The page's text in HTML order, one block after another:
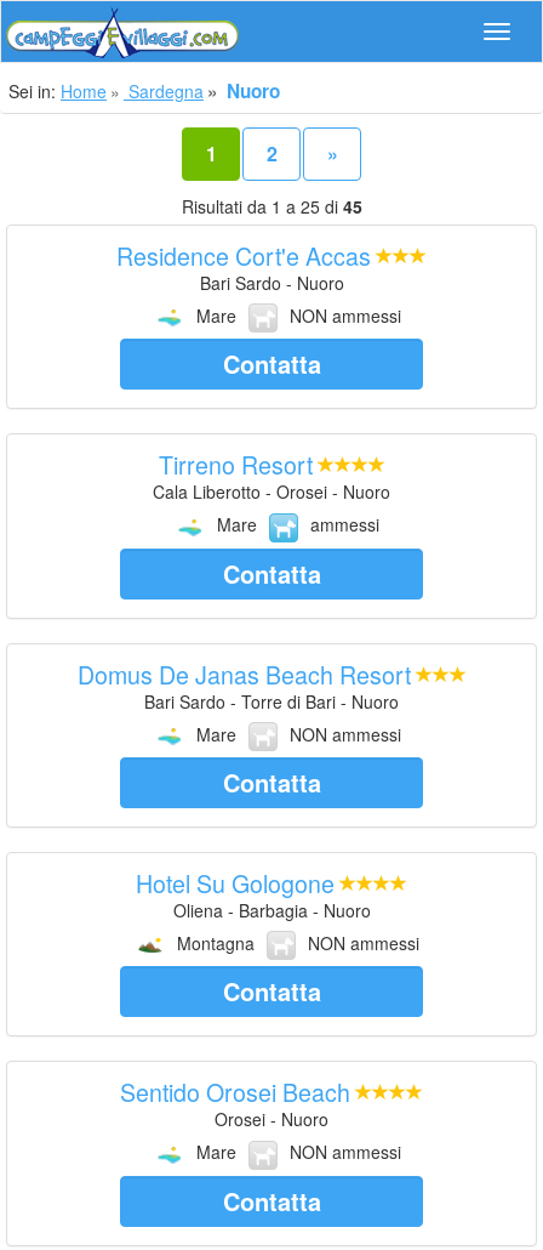
Sei in: Home Sardegna Nuoro
1 2 »
Risultati da 1 a 25 di 45
Residence Cort'e Accas
Bari Sardo - Nuoro
Mare
NON ammessi
Contatta
Tirreno Resort
Cala Liberotto - Orosei - Nuoro
Mare
ammessi
Contatta
Domus De Janas Beach Resort
Bari Sardo - Torre di Bari - Nuoro
Mare
NON ammessi
Contatta
Hotel Su Gologone
Oliena - Barbagia - Nuoro
Montagna
NON ammessi
Contatta
Sentido Orosei Beach
Orosei - Nuoro
Mare
NON ammessi
Contatta